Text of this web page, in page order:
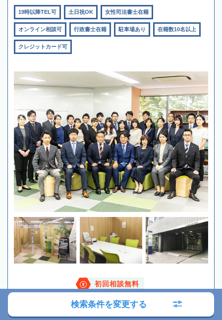
19時以降TEL可 土日祝OK 女性司法書士在籍
オンライン相談可 行政書士在籍 駐車場あり 在籍数10名以上
クレジットカード可
初回相談無料
検索条件を変更する